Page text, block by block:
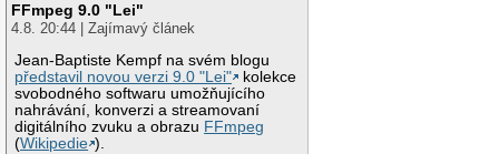
FFmpeg 9.0 "Lei"
4.8. 20:44 | Zajímavý článek
Jean-Baptiste Kempf na svém blogu
představil novou verzi 9.0 "Lei"
kolekce
svobodného softwaru umožňujícího
nahrávání, konverzi a streamovaní
digitálního zvuku a obrazu FFmpeg
(Wikipedie ).